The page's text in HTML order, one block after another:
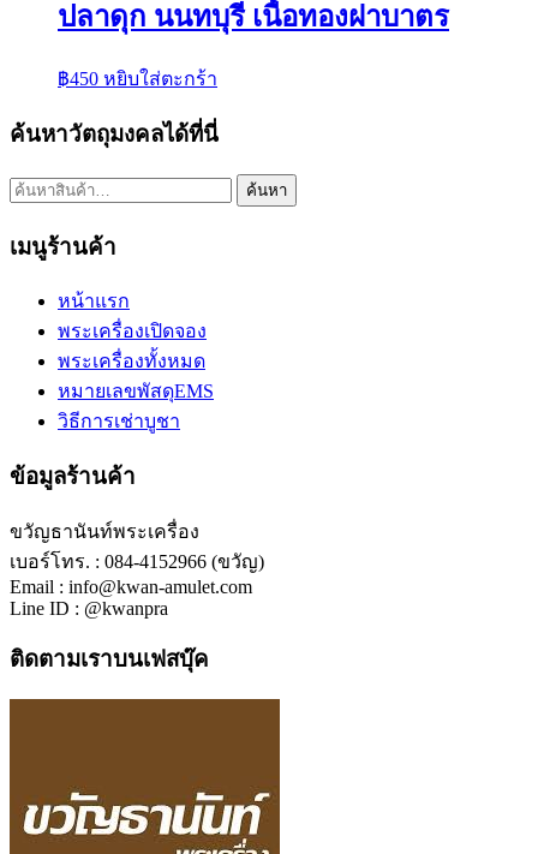
ปลาดุก นนทบุรี เนื้อทองฝาบาตร
฿450 หยิบใส่ตะกร้า
ค้นหาวัตถุมงคลได้ที่นี่
ค้นหา: ค้นหา
เมนูร้านค้า
หน้าแรก
พระเครื่องเปิดจอง
พระเครื่องทั้งหมด
หมายเลขพัสดุEMS
วิธีการเช่าบูชา
ข้อมูลร้านค้า
ขวัญธานันท์พระเครื่อง
เบอร์โทร. : 084-4152966 (ขวัญ)
Email : info@kwan-amulet.com
Line ID : @kwanpra
ติดตามเราบนเฟสบุ๊ค